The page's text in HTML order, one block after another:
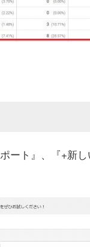
ート』、『+新